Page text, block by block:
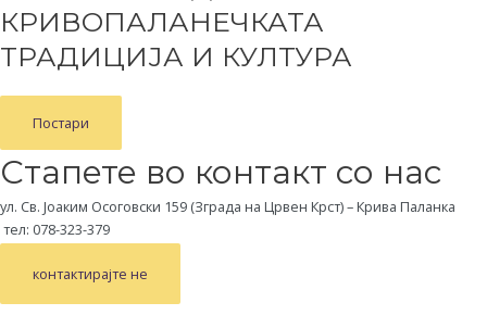
КРИВОПАЛАНЕЧКАТА
ТРАДИЦИЈА И КУЛТУРА
Постари
Стапете во контакт со нас
ул. Св. Јоаким Осоговски 159 (Зграда на Црвен Крст) – Крива Паланка
тел: 078-323-379
контактирајте не